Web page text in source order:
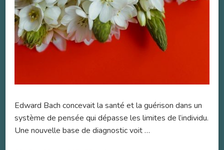
Edward Bach concevait la santé et la guérison dans un
système de pensée qui dépasse les limites de l’individu.
Une nouvelle base de diagnostic voit …